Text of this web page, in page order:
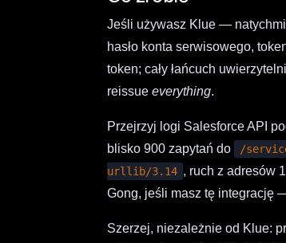
Jeśli używasz Klue —
hasło konta serwisowego,
token; cały łańcuch
reissueeverything.
Przejrzyj logi Salesforce API
blisko 900 zapytań do
/
urllib/3.14 , ruch z adresów
Gong, jeśli masz tę integrację
Szerzej, niezależnie od Klue: